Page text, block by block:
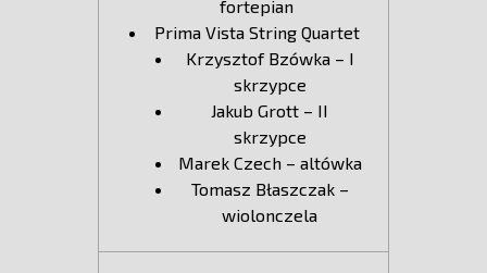
fortepian
Prima Vista String Quartet
Krzysztof Bzówka – I
skrzypce
Jakub Grott – II
skrzypce
Marek Czech – altówka
Tomasz Błaszczak –
wiolonczela